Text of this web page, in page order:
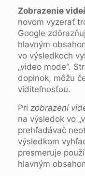
Zobrazenie
novom vyzerať
Google
hlavným
vo výsledkoch
„video mode“.
doplnok, môžu
viditeľnosťou.
Pri zobrazení
na výsledok vo
prehľadávač
výsledkom
presmeruje
hlavným